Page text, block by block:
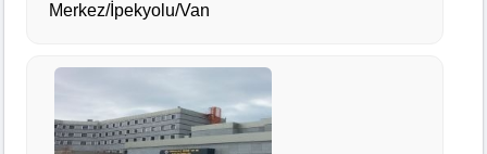
Merkez/İpekyolu/Van